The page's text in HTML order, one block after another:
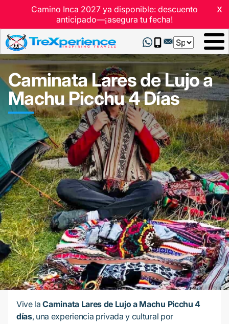
x
Camino Inca 2027 ya disponible: descuento
anticipado—¡asegura tu fecha!
Select
your
language
Caminata Lares de Lujo a
Machu Picchu 4 Días
Vive laCaminata Lares de Lujo a Machu Picchu 4
días, una experiencia privada y cultural por